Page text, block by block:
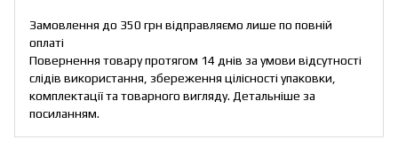
Замовлення до 350 грн відправляємо лише по повній
оплаті
Повернення товару протягом 14 днів за умови відсутності
слідів використання, збереження цілісності упаковки,
комплектації та товарного вигляду. Детальніше за
посиланням.